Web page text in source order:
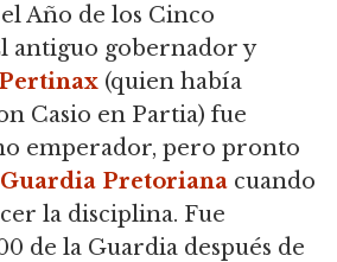
Año de los Cinco
antiguo gobernador y
Pertinax (quien había
Casio en Partia) fue
emperador, pero pronto
Guardia Pretoriana cuando
la disciplina. Fue
de la Guardia después de